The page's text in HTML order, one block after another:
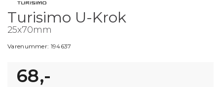
Turisimo U-Krok
25x70mm
Varenummer: 194637
68,-